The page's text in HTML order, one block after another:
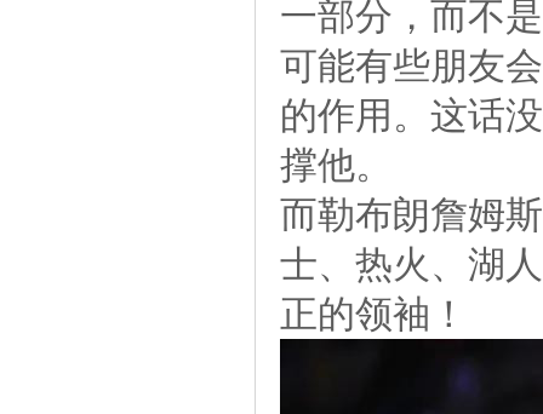
一部分，而不
可能有些朋友
的作用。这话
撑他。
而勒布朗詹姆
士、热火、湖
正的领袖！